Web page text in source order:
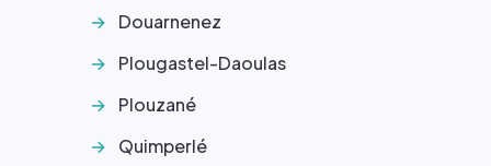
Douarnenez
Plougastel-Daoulas
Plouzané
Quimperlé